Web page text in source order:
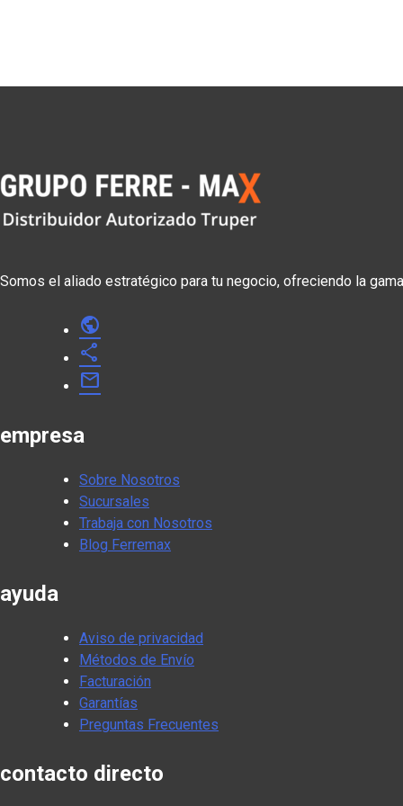
Somos el aliado estratégico para tu negocio, ofreciendo la
public
share
mail
empresa
Sobre Nosotros
Sucursales
Trabaja con Nosotros
Blog Ferremax
ayuda
Aviso de privacidad
Métodos de Envío
Facturación
Garantías
Preguntas Frecuentes
contacto directo